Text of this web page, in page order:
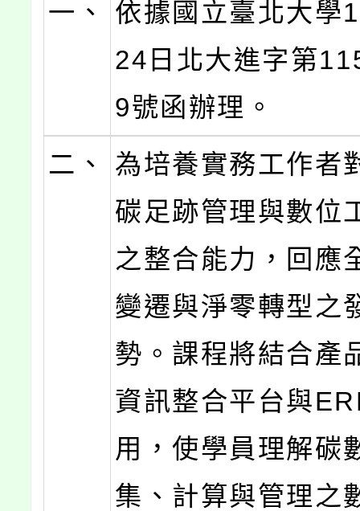
一、
依據國立臺北大學
24日北大進字第
9號函辦理。
二、
為培養實務工作者
碳足跡管理與數位
之整合能力，回應
變遷與淨零轉型之
勢。課程將結合產
資訊整合平台與
用，使學員理解碳
集、計算與管理之